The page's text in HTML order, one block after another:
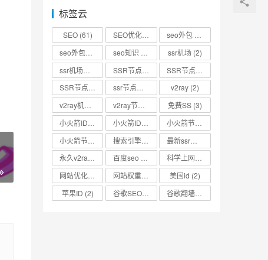
标签云
SEO(61) seo外包
seo知识 ssr机场 (2)
v2ray (2)
免费SS (3)
(2)
(2)百度seo
美国id (2)
苹果ID (2)